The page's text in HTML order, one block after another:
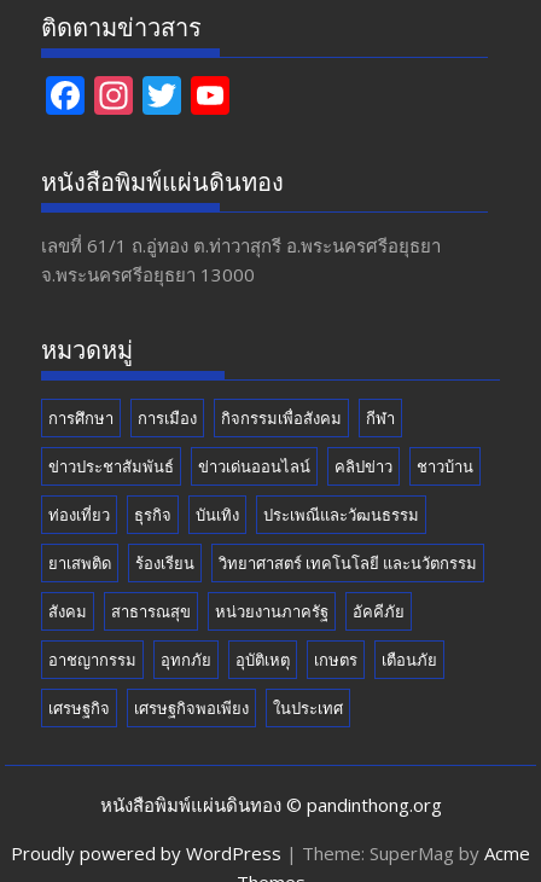
ติดตามข่าวสาร
F
e
b
o
o
In
a
gr
a
m
T
itt
er
u
T
u
b
หนังสือพิมพ์แผ่นดินทอง
เลขที่ 61/1 ถ.อู่ทอง​ ต.​ท่าวาสุกรี​ อ.พระนครศรีอยุธยา​
จ.พระนครศรีอยุธยา 13000
หมวดหมู่
การศึกษา การเมือง กิจกรรมเพื่อสังคม กีฬา
ข่าวประชาสัมพันธ์ ข่าวเด่นออนไลน์ คลิปข่าว ชาวบ้าน
ท่องเที่ยว ธุรกิจ บันเทิง ประเพณีและวัฒนธรรม
ยาเสพติด ร้องเรียน วิทยาศาสตร์ เทคโนโลยี และนวัตกรรม
สังคม สาธารณสุข หน่วยงานภาครัฐ อัคคีภัย
อาชญากรรม อุทกภัย อุบัติเหตุ เกษตร เตือนภัย
เศรษฐกิจ เศรษฐกิจพอเพียง ในประเทศ
หนังสือพิมพ์แผ่นดินทอง © pandinthong.org
Proudly powered by WordPress | Theme: SuperMag by Acme